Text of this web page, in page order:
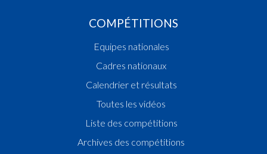
COMPÉTITIONS
Equipes nationales
Cadres nationaux
Calendrier et résultats
Toutes les vidéos
Liste des compétitions
Archives des compétitions